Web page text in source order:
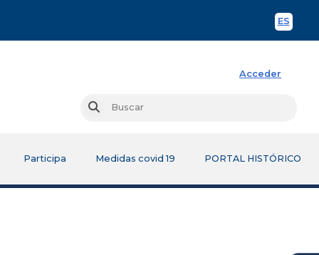
ES
Acceder
Buscar
Participa Medidas covid 19 PORTAL HISTÓRICO